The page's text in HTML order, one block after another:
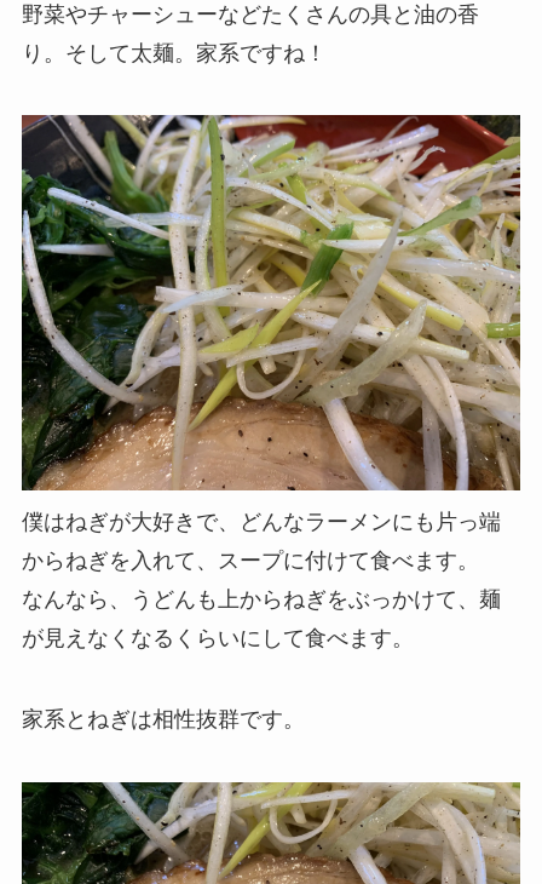
野菜やチャーシューなどたくさんの具と油の香
り。そして太麺。家系ですね！
僕はねぎが大好きで、どんなラーメンにも片っ端
からねぎを入れて、スープに付けて食べます。
なんなら、うどんも上からねぎをぶっかけて、麺
が見えなくなるくらいにして食べます。
家系とねぎは相性抜群です。